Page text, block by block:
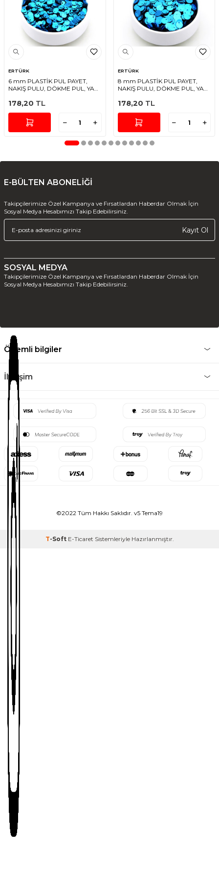
ERTÜRK
6 mm PLASTİK PUL PAYET,
NAKIŞ PULU, DÖKME PUL, YAN
178,20 TL
ERTÜRK
8 mm PLASTİK PUL PAYET,
NAKIŞ PULU, DÖKME PUL, YAN
178,20 TL
E-BÜLTEN ABONELİĞİ
Takipçilerimize Özel Kampanya ve Fırsatlardan Haberdar Olmak İçin
Sosyal Medya Hesabımızı Takip Edebilirsiniz.
Kayıt Ol
SOSYAL MEDYA
Takipçilerimize Özel Kampanya ve Fırsatlardan Haberdar Olmak İçin
Sosyal Medya Hesabımızı Takip Edebilirsiniz.
Önemli bilgiler
İletişim
©2022 Tüm Hakkı Saklıdır. v5 Tema19
T-Soft E-Ticaret Sistemleriyle Hazırlanmıştır.